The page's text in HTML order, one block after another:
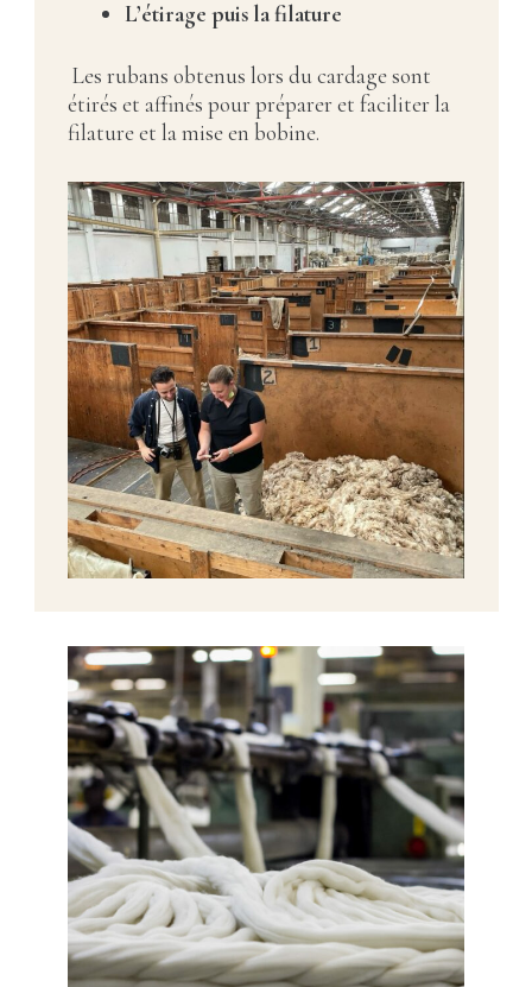
L’étirage puis la filature
Les rubans obtenus lors du cardage sont
étirés et affinés pour préparer et faciliter la
filature et la mise en bobine.